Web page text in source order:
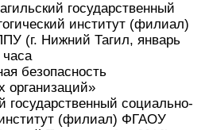
государственный
институт (филиал)
(г. Нижний Тагил, январь
безопасность
организаций»
государственный социально-
институт (филиал) ФГАОУ